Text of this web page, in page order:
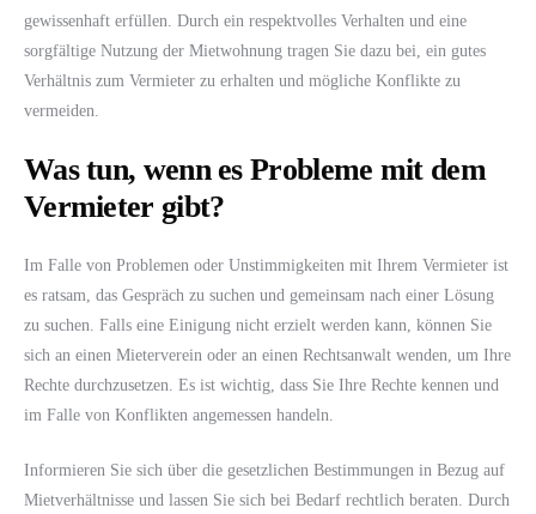
gewissenhaft erfüllen. Durch ein respektvolles Verhalten und eine
sorgfältige Nutzung der Mietwohnung tragen Sie dazu bei, ein gutes
Verhältnis zum Vermieter zu erhalten und mögliche Konflikte zu
vermeiden.
Was tun, wenn es Probleme mit dem
Vermieter gibt?
Im Falle von Problemen oder Unstimmigkeiten mit Ihrem Vermieter ist
es ratsam, das Gespräch zu suchen und gemeinsam nach einer Lösung
zu suchen. Falls eine Einigung nicht erzielt werden kann, können Sie
sich an einen Mieterverein oder an einen Rechtsanwalt wenden, um Ihre
Rechte durchzusetzen. Es ist wichtig, dass Sie Ihre Rechte kennen und
im Falle von Konflikten angemessen handeln.
Informieren Sie sich über die gesetzlichen Bestimmungen in Bezug auf
Mietverhältnisse und lassen Sie sich bei Bedarf rechtlich beraten. Durch